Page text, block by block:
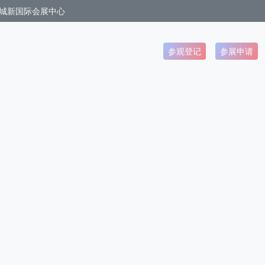
新国际会展中心
参观登记 参展申请